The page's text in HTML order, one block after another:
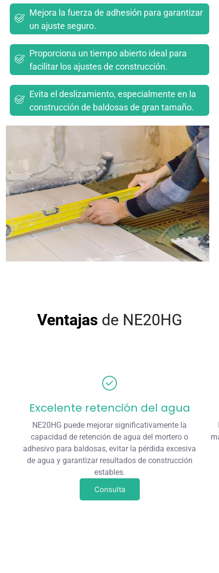
Mejora la fuerza de adhesión para garantizar
un ajuste seguro.
Proporciona un tiempo abierto ideal para
facilitar los ajustes de construcción.
Evita el deslizamiento, especialmente en la
construcción de baldosas de gran tamaño.
Ventajasde NE20HG
Excelente retención del agua
NE20HG puede mejorar significativamente la
capacidad de retención de agua del mortero o
adhesivo para baldosas, evitar la pérdida excesiva
de agua y garantizar resultados de construcción
estables.
Consulta